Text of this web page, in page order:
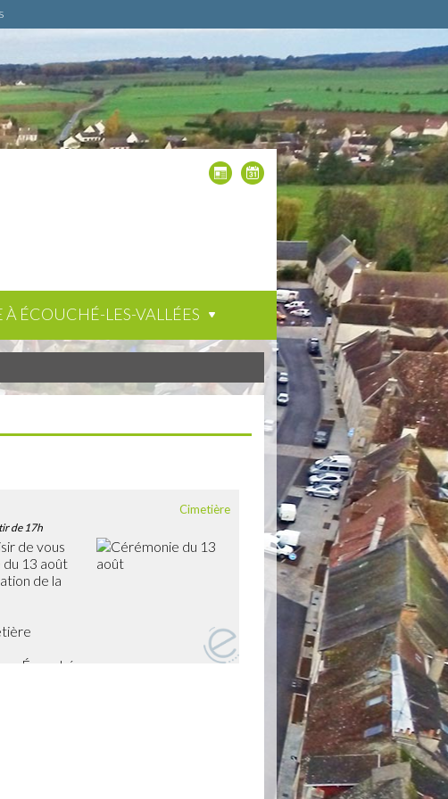
À ÉCOUCHÉ-LES-VALLÉES
Cimetière
de 17h
de vous
du 13 août
de la
- Écouché